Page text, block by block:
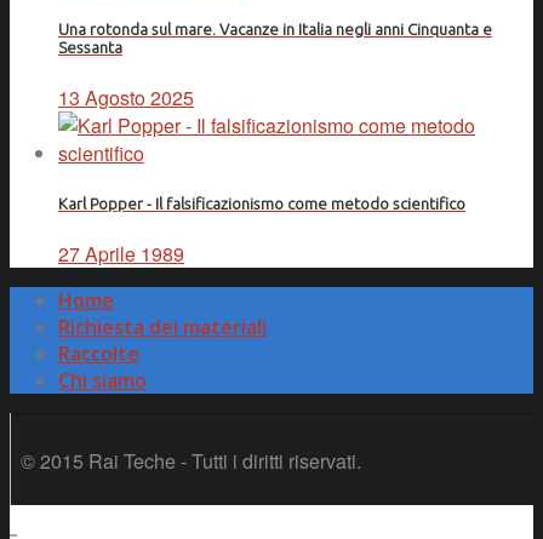
Una rotonda sul mare. Vacanze in Italia negli anni Cinquanta e
Sessanta
13 Agosto 2025
Karl Popper - Il falsificazionismo come metodo scientifico
27 Aprile 1989
Home
Richiesta dei materiali
Raccolte
Chi siamo
© 2015 Rai Teche - Tutti i diritti riservati.